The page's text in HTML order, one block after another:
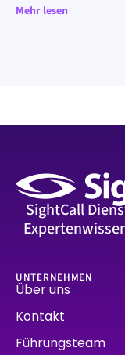
Mehr lesen
SightCall
UNTERNEHMEN
Über uns
Kontakt
Führungsteam